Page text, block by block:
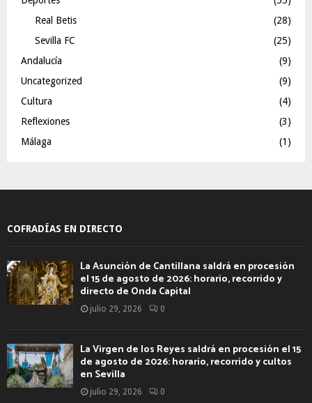
Real Betis
(28)
Sevilla FC
(25)
Andalucía
(9)
Uncategorized
(9)
Cultura
(4)
Reflexiones
(3)
Málaga
(1)
COFRADÍAS EN DIRECTO
La Asunción de Cantillana saldrá en procesión
el 15 de agosto de 2026: horario, recorrido y
directo de Onda Capital
julio 29, 2026 0
La Virgen de los Reyes saldrá en procesión el 15
de agosto de 2026: horario, recorrido y cultos
en Sevilla
julio 29, 2026 0